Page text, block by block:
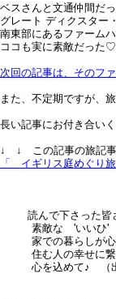
ベスさんと文通仲間だっ
グレート ディクスター
南東部にあるファームハ
ココも実に素敵だった♡
次回の記事は、そのフ
また、不定期ですが、
長い記事にお付き合い
↓ ↓ この記事の旅記事
「 イギリス庭めぐり
読んで下さった皆
素敵な 'いいひ'
家での暮らしが心
住む人の幸せに繋
心を込めて♪ （出